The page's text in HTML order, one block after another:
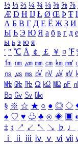
½ ⅓ ⅔ ¼ ¾ ⅛ ⅜ ⅝ ⅞
Æ Ð Ħ Ĳ Ł Ø Œ Þ Ŧ
А Б В Г Д Е Ё Ж З И
Ы Ь Э Ю Я а б в г д е
ы ь э ю я
′ ″ ℃ Å ￠ ￡ ￥ ¤ ℉
㎙ ㎚ ㎛ ㎜ ㎝ ㎞ ㎟
㎱ ㎲ ㎳ ㎴ ㎵ ㎶ ㎷
㎒ ㎓ ㎔ Ω ㏀ ㏁ ㎊
㏃ ㏉ ㏜ ㏆
§ ※ ☆ ★ ○ ● ◎ ◇
♠ ♡ ♥ ♧ ♣ ⊙ ◈ ▣ ◐
‡ ↕ ↗ ↙ ↖ ↘ ♭ ♩
ⅰ
ⅱ ⅲ ⅳ ⅴ ⅵ ⅶ